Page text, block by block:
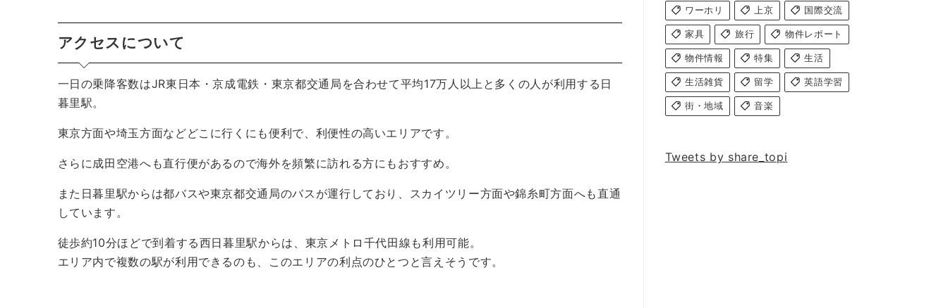
アクセスについて
一日の乗降客数はJR東日本・京成電鉄・東京都交通局を合わせて平均17万人以上と多くの人が利用する日
暮里駅。
東京方面や埼玉方面などどこに行くにも便利で、利便性の高いエリアです。
さらに成田空港へも直行便があるので海外を頻繁に訪れる方にもおすすめ。
また日暮里駅からは都バスや東京都交通局のバスが運行しており、スカイツリー方面や錦糸町方面へも直通
しています。
徒歩約10分ほどで到着する西日暮里駅からは、東京メトロ千代田線も利用可能。
エリア内で複数の駅が利用できるのも、このエリアの利点のひとつと言えそうです。
ワーホリ 上京 国際交流
家具 旅行 物件レポート
物件情報 特集 生活
生活雑貨 留学 英語学習
街・地域 音楽
Tweets by share_topi